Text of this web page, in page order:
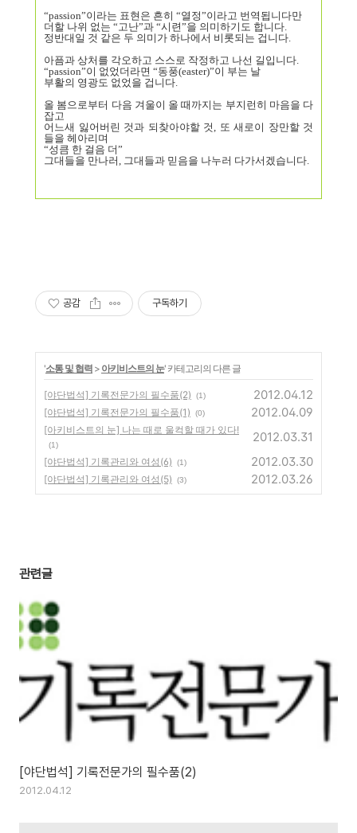
“passion”이라는 표현은 흔히 “열정”이라고 번역됩니다만
더할 나위 없는 “고난”과 “시련”을 의미하기도 합니다.
정반대일 것 같은 두 의미가 하나에서 비롯되는 겁니다.
아픔과 상처를 각오하고 스스로 작정하고 나선 길입니다.
“passion”이 없었더라면 “동풍(easter)”이 부는 날
부활의 영광도 없었을 겁니다.
올 봄으로부터 다음 겨울이 올 때까지는 부지런히 마음을 다
잡고
어느새 잃어버린 것과 되찾아야할 것, 또 새로이 장만할 것
들을 헤아리며
“성큼 한 걸음 더”
그대들을 만나러, 그대들과 믿음을 나누러 다가서겠습니다.
공감 구독하기
'소통 및 협력 > 아키비스트의 눈' 카테고리의 다른 글
[야단법석] 기록전문가의 필수품(2) (1) 2012.04.12
[야단법석] 기록전문가의 필수품(1) (0) 2012.04.09
[아키비스트의 눈] 나는 때로 울컥할 때가 있다!
(1)
2012.03.31
[야단법석] 기록관리와 여성(6) (1) 2012.03.30
[야단법석] 기록관리와 여성(5) (3) 2012.03.26
관련글
[야단법석] 기록전문가의 필수품(2)
2012.04.12